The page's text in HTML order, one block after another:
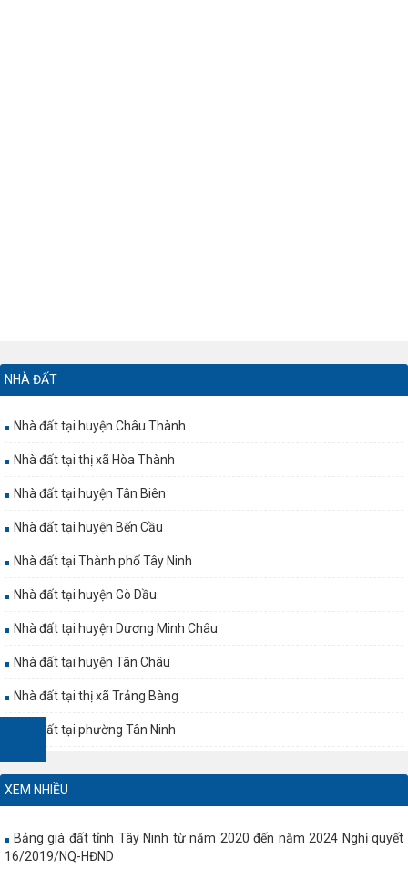
NHÀ ĐẤT
Nhà đất tại huyện Châu Thành
Nhà đất tại thị xã Hòa Thành
Nhà đất tại huyện Tân Biên
Nhà đất tại huyện Bến Cầu
Nhà đất tại Thành phố Tây Ninh
Nhà đất tại huyện Gò Dầu
Nhà đất tại huyện Dương Minh Châu
Nhà đất tại huyện Tân Châu
Nhà đất tại thị xã Trảng Bàng
Nhà đất tại phường Tân Ninh
XEM NHIỀU
Bảng giá đất tỉnh Tây Ninh từ năm 2020 đến năm 2024 Nghị quyết
16/2019/NQ-HĐND